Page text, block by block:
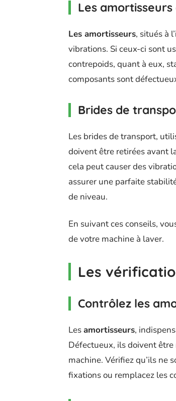
Les
Les amortisseurs, situés à
vibrations. Si ceux-ci sont
contrepoids, quant à eux,
composants sont
Brides de
Les brides de transport,
doivent être retirées avant
cela peut causer des
assurer une parfaite
de niveau.
En suivant ces conseils,
de votre machine à laver.
Les
Contrôlez les
Lesamortisseurs,
Défectueux, ils doivent
machine. Vérifiez qu’ils ne
fixations ou remplacez les